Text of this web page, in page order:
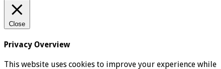
Close
Privacy Overview
This website uses cookies to improve your experience while